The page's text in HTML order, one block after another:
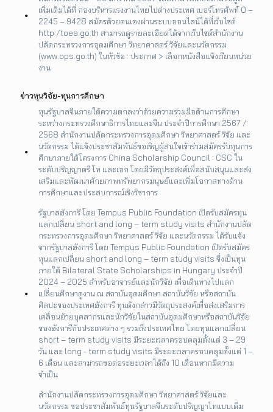
เพิ่มเติมได้ที่ กองบริหารแรงงานไทยไปต่างประเทศ เบอร์โทรศัพท์ 0 –
2245 – 9428 สมัครด้วยตนเองผ่านระบบออนไลน์ได้ที่เว็บไซต์
http:/toea.go.th สามารถดูรายละเอียดได้จากเว็บไซต์สำนักงาน
ปลัดกระทรวงการอุดมศึกษา วิทยาศาสตร์ วิจัยและนวัตกรรม
(www.ops.go.th) ในหัวข้อ : ประกาศ > เลือกหนังสือแจ้งเวียนหน่วย
งาน
ข่าวทุนวิจัย-ทุนการศึกษา
ทุนรัฐบาลจีนภายใต้ความตกลงว่าด้วยความร่วมมือด้านการศึกษา
ระหว่างกระทรวงศึกษาธิการไทยและจีน ประจำปีการศึกษา 2567 /
2568 สำนักงานปลัดกระทรวงการอุดมศึกษา วิทยาศาสตร์ วิจัย และ
นวัตกรรม ได้แจ้งประชาสัมพันธ์ขอเชิญผู้สนใจเข้าร่วมสมัครรับทุนการ
ศึกษาภายใต้โครงการ China Scholarship Council : CSC ใน
ระดับปริญญาตรี โท และเอก โดยมีวัตถุประสงค์เพื่อสนับสนุนและส่ง
เสริมและพัฒนาศักยภาพทรัพยากรมนุษย์และเพิ่มโอกาสทางด้าน
การศึกษาและประสบการณ์เชิงวิชาการ
รัฐบาลฮังการี โดย Tempus Public Foundation เปิดรับสมัครทุน
แลกเปลี่ยน short and long – term study visits สำนักงานปลัด
กระทรวงการอุดมศึกษา วิทยาศาสตร์ วิจัย และนวัตกรรม ได้รับแจ้ง
จากรัฐบาลฮังการี โดย Tempus Public Foundation เปิดรับสมัคร
ทุนแลกเปลี่ยน short and long – term study visits ซึ่งเป็นทุน
ภายใต้ Bilateral State Scholarships in Hungary ประจำปี
2024 – 2025 สำหรับอาจารย์และนักวิจัย เพื่อเดินทางไปแลก
เปลี่ยนศึกษาดูงาน ณ สถาบันอุดมศึกษา สถาบันวิจัย หรือสถาบัน
ศิลปะของประเทศฮังการี ทุนดังกล่าวมีวัตถุประสงค์เพื่อส่งเสริมการ
เคลื่อนย้ายบุคลากรและนักวิจัยในสถาบันอุดมศึกษาหรือสถาบันวิจัย
ของฮังการีกับประเทศต่าง ๆ รวมถึงประเทศไทย โดยทุนแลกเปลี่ยน
short – term study visits มีระยะเวลาครอบคลุมตั้งแต่ 3 – 29
วัน และ long - term study visits มีระยะเวลาครอบคลุมตั้งแต่ 1 –
6 เดือน และสามารถขอต่อระยะเวลาได้ถึง 10 เดือนหากมีความ
จำเป็น
สำนักงานปลัดกระทรวงการอุดมศึกษา วิทยาศาสตร์ วิจัยและ
นวัตกรรม ขอประชาสัมพันธ์ทุนรัฐบาลจีนระดับปริญญาโทแบบเต็ม